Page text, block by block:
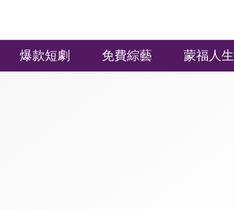
爆款短劇 免費綜藝 蒙福人生